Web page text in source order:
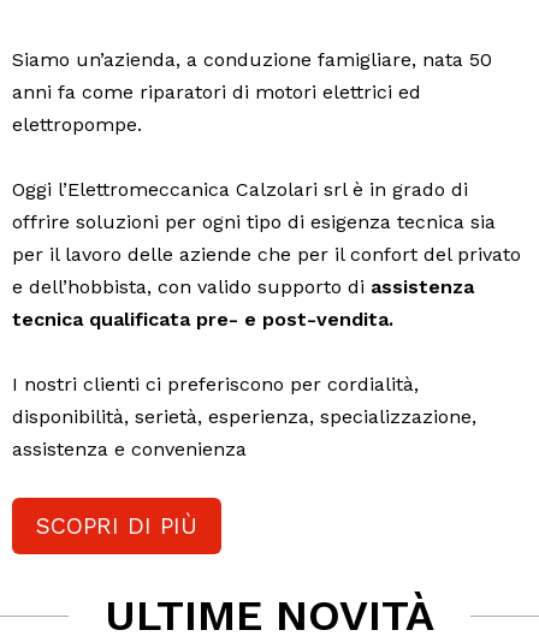
Siamo un’azienda, a conduzione famigliare, nata 50
anni fa come riparatori di motori elettrici ed
elettropompe.
Oggi l’Elettromeccanica Calzolari srl è in grado di
offrire soluzioni per ogni tipo di esigenza tecnica sia
per il lavoro delle aziende che per il confort del privato
e dell’hobbista, con valido supporto di assistenza
tecnica qualificata pre- e post-vendita.
I nostri clienti ci preferiscono per cordialità,
disponibilità, serietà, esperienza, specializzazione,
assistenza e convenienza
SCOPRI DI PIÙ
ULTIME NOVITÀ